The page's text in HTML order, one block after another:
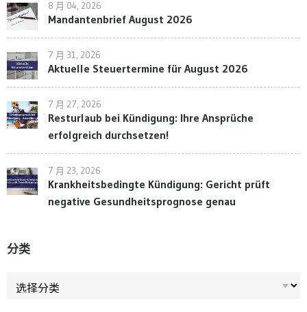
8 月 04, 2026
Mandantenbrief August 2026
7 月 31, 2026
Aktuelle Steuertermine für August 2026
7 月 27, 2026
Resturlaub bei Kündigung: Ihre Ansprüche
erfolgreich durchsetzen!
7 月 23, 2026
Krankheitsbedingte Kündigung: Gericht prüft
negative Gesundheitsprognose genau
分类